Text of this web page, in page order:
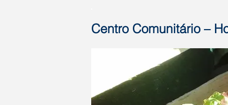
Centro Comunitário –